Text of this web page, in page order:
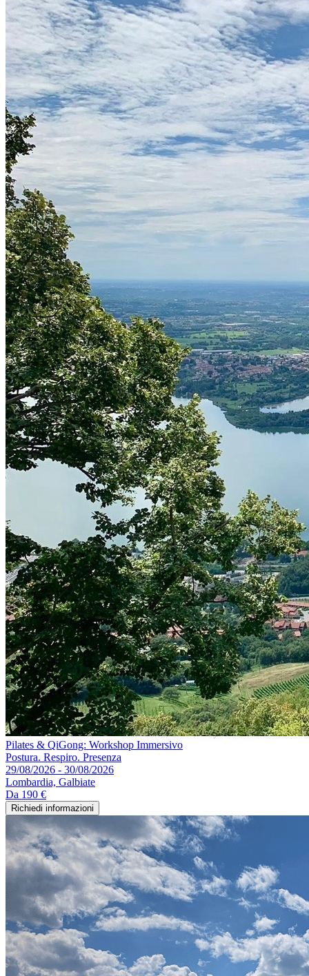
Pilates & QiGong: Workshop Immersivo
Postura. Respiro. Presenza
29/08/2026 - 30/08/2026
Lombardia, Galbiate
Da 190 €
Richiedi informazioni